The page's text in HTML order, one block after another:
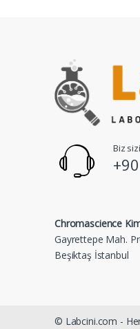
Biz
Chromascience
Gayrettepe Mah.
Beşiktaş İstanbul
© Labcini.com - Her